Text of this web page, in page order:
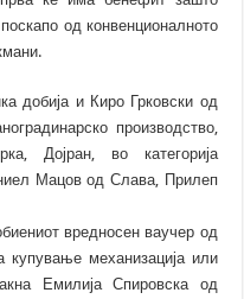
од конвенционалното
добија и Киро Грковски од
производство,
Дојран, во категорија
Мацов од Слава, Прилеп
вредносен ваучер од
купување механизација или
Емилија Спировска од